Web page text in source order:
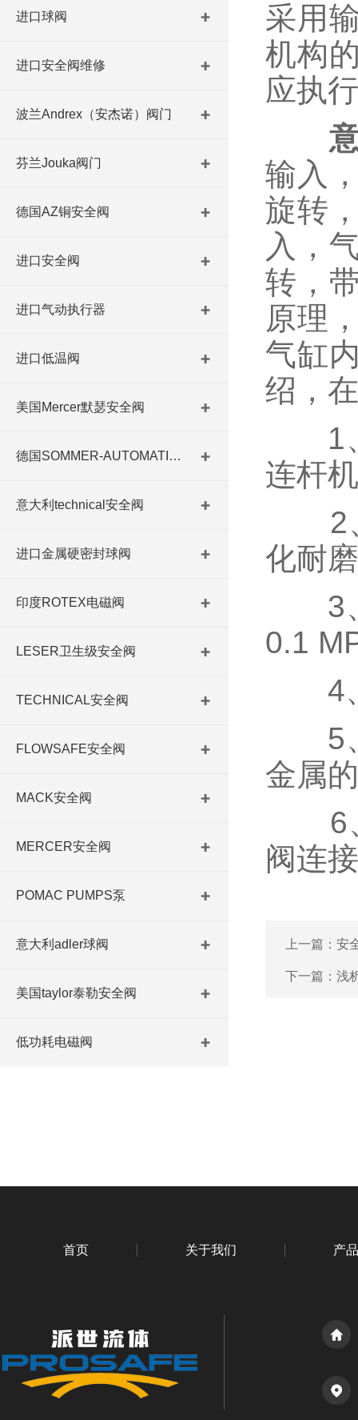
进口球阀
进口安全阀维修
波兰Andrex（安杰诺）阀门
芬兰Jouka阀门
德国AZ铜安全阀
进口安全阀
进口气动执行器
进口低温阀
美国Mercer默瑟安全阀
德国SOMMER-AUTOMATIC 平行抓手 德国夹盘 德国进口夹盘
意大利technical安全阀
进口金属硬密封球阀
印度ROTEX电磁阀
LESER卫生级安全阀
TECHNICAL安全阀
FLOWSAFE安全阀
MACK安全阀
MERCER安全阀
POMAC PUMPS泵
意大利adler球阀
美国taylor泰勒安全阀
低功耗电磁阀
采用
机构
应执
输入
旋转
入，
转，
原理
气缸
绍，
1、
连杆
2、
化耐
3、
0.1
4、
5、
金属
6
阀连
上一篇： 安
下一篇： 浅
首页 关于我们 产